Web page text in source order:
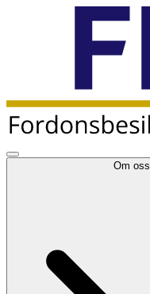
Om oss